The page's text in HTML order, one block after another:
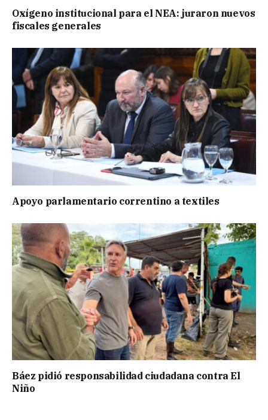
Oxígeno institucional para el NEA: juraron nuevos
fiscales generales
Apoyo parlamentario correntino a textiles
Báez pidió responsabilidad ciudadana contra El
Niño